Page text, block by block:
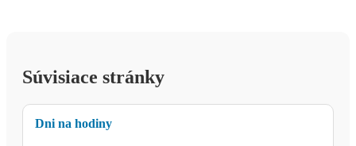
Súvisiace stránky
Dni na hodiny